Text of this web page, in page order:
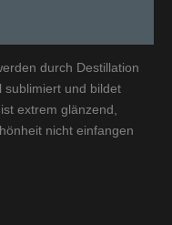
durch Destillation
sublimiert und bildet
extrem glänzend,
nicht einfangen